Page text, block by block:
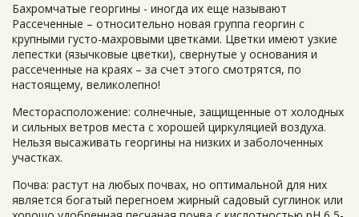
Бахромчатые георгины - иногда их еще называют
Рассеченные – относительно новая группа георгин с
крупными густо-махровыми цветками. Цветки имеют узкие
лепестки (язычковые цветки), свернутые у основания и
рассеченные на краях – за счет этого смотрятся, по
настоящему, великолепно!
Месторасположение: солнечные, защищенные от холодных
и сильных ветров места с хорошей циркуляцией воздуха.
Нельзя высаживать георгины на низких и заболоченных
участках.
Почва: растут на любых почвах, но оптимальной для них
является богатый перегноем жирный садовый суглинок или